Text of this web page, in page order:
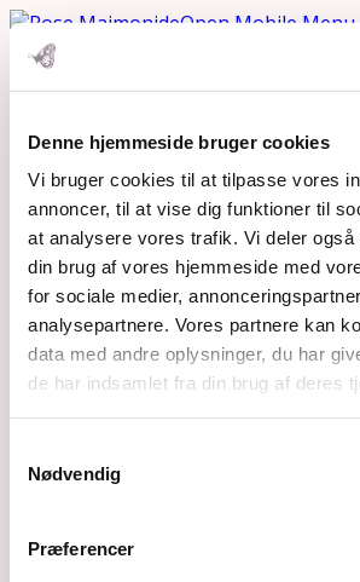
Denne hjemmeside bruger cookies
Vi bruger cookies til at tilpasse vores
annoncer, til at vise dig funktioner til
at analysere vores trafik. Vi deler også
din brug af vores hjemmeside med
for sociale medier,
analysepartnere. Vores partnere kan
data med andre oplysninger, du har
de har indsamlet fra din brug af deres
Nødvendig
Præferencer
Open Mobile Menu
Downloads:full (300x200)|thumbnail
Mothering Guiding | CVR 28237618 |
rose@rosemaimonide.com |
Copyright 2026 – Rose Maimonide.
Reserved. Webdesign by
Back To Top